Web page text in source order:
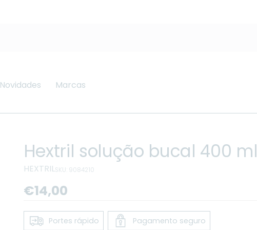
Novidades Marcas
Hextril solução bucal 400 ml
HEXTRILSKU: 9084210
Preço
regular
€14,00
Portes rápido Pagamento seguro